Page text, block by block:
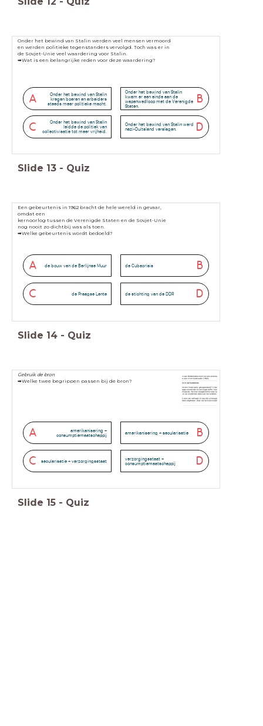
Onder het bewind van Stalin werden veel mensen vermoord
en werden politieke tegenstanders vervolgd. Toch was er in
de Sovjet-Unie veelwaardering voor Stalin.
➡Wat is een belangrijke reden voor deze waardering?
A
Onder het bewind van Stalin
kregen boeren en arbeiders
steeds meer politieke macht.
B
Onder het bewind van Stalin
kwam er een einde aan de
wapenwedloop met de Verenigde
Staten.
C
Onder het bewind van Stalin
leidde de politiek van
collectivisatie tot meer vrijheid.
D
Onder het bewind van Stalin werd
nazi-Duitsland verslagen.
Slide 13 - Quiz
Een gebeurtenis in 1962 bracht de hele wereld in gevaar,
omdat een
kernoorlog tussen de Verenigde Staten en de Sovjet-Unie
nog nooit zodichtbij was als toen.
➡Welke gebeurtenis wordt bedoeld?
A de bouw van de Berlijnse Muur B
de Cubacrisis
C de Praagse Lente D
de stichting van de DDR
Slide 14 - Quiz
Gebruik de bron
➡Welke twee begrippen passen bij de bron?
A
amerikanisering +
consumptiemaatschappij
B
amerikanisering + secularisatie
C secularisatie + verzorgingsstaat D
verzorgingsstaat +
consumptiemaatschappij
Slide 15 - Quiz